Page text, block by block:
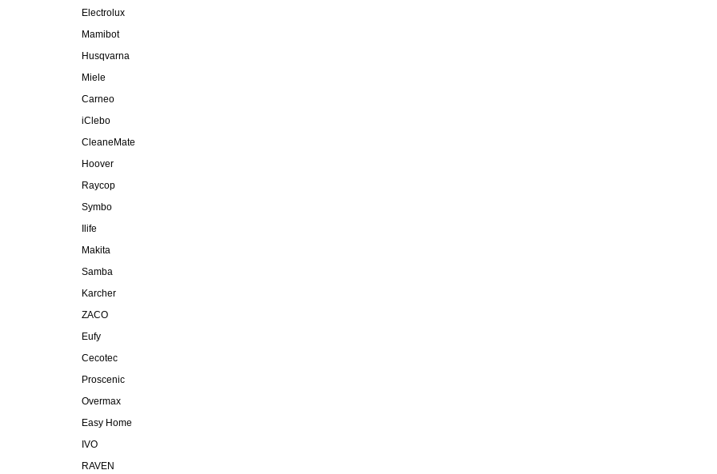
Electrolux
Mamibot
Husqvarna
Miele
Carneo
iClebo
CleaneMate
Hoover
Raycop
Symbo
Ilife
Makita
Samba
Karcher
ZACO
Eufy
Cecotec
Proscenic
Overmax
Easy Home
IVO
RAVEN